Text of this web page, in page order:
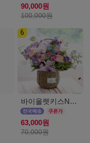
90,000원
100,000원
바이올렛키스NEW
63,000원
70,000원
6